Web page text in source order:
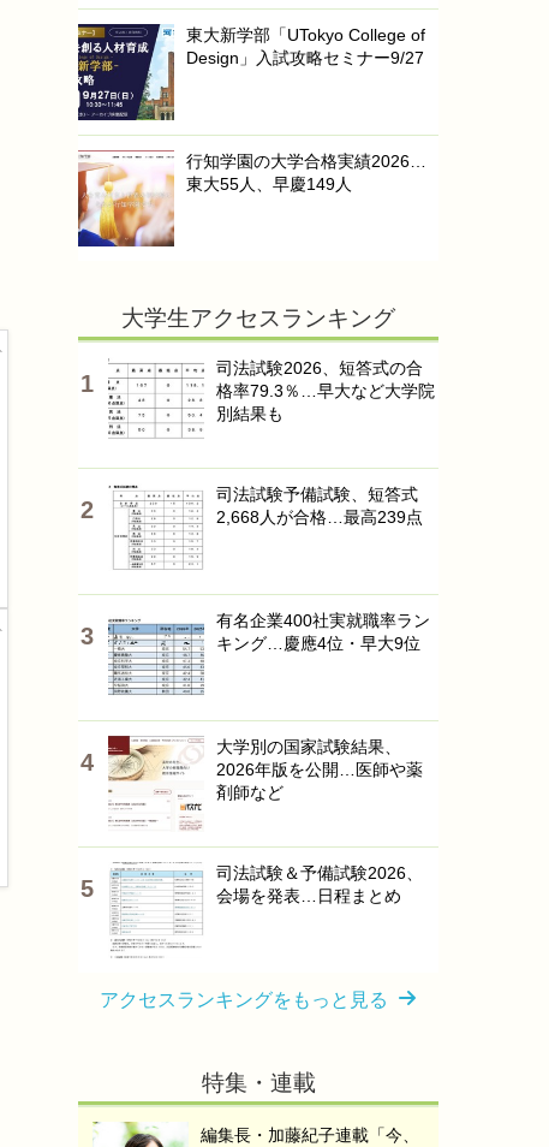
東大新学部「UTokyo College of
Design」入試攻略セミナー9/27
行知学園の大学合格実績2026…
東大55人、早慶149人
大学生アクセスランキング
司法試験2026、短答式の合
格率79.3％…早大など大学院
別結果も
司法試験予備試験、短答式
2,668人が合格…最高239点
有名企業400社実就職率ラン
キング…慶應4位・早大9位
大学別の国家試験結果、
2026年版を公開…医師や薬
剤師など
司法試験＆予備試験2026、
会場を発表…日程まとめ
アクセスランキングをもっと見る
特集・連載
編集長・加藤紀子連載「今、